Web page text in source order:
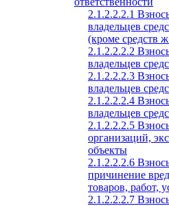
2.1.2.2.2.1
владельцев
(кроме средств
2.1.2.2.2.2
владельцев
2.1.2.2.2.3
владельцев
2.1.2.2.2.4
владельцев
2.1.2.2.2.5
организаций,
объекты
2.1.2.2.2.6
причинение
товаров, работ,
2.1.2.2.2.7